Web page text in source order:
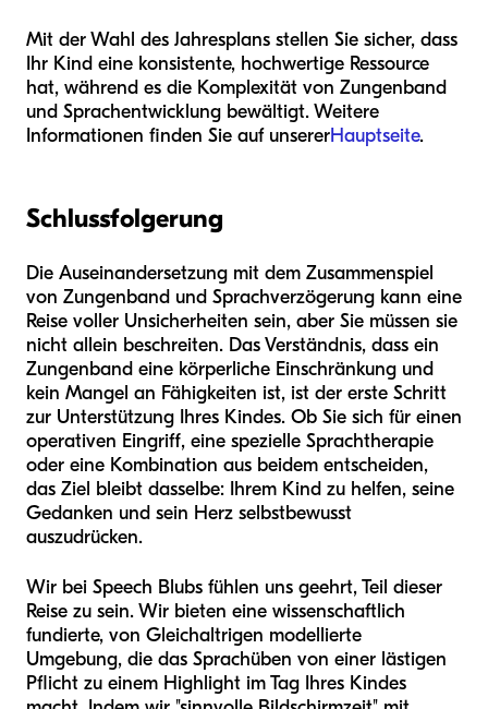
Mit der Wahl des Jahresplans stellen Sie sicher, dass
Ihr Kind eine konsistente, hochwertige Ressource
hat, während es die Komplexität von Zungenband
und Sprachentwicklung bewältigt. Weitere
Informationen finden Sie auf unsererHauptseite.
Schlussfolgerung
Die Auseinandersetzung mit dem Zusammenspiel
von Zungenband und Sprachverzögerung kann eine
Reise voller Unsicherheiten sein, aber Sie müssen sie
nicht allein beschreiten. Das Verständnis, dass ein
Zungenband eine körperliche Einschränkung und
kein Mangel an Fähigkeiten ist, ist der erste Schritt
zur Unterstützung Ihres Kindes. Ob Sie sich für einen
operativen Eingriff, eine spezielle Sprachtherapie
oder eine Kombination aus beidem entscheiden,
das Ziel bleibt dasselbe: Ihrem Kind zu helfen, seine
Gedanken und sein Herz selbstbewusst
auszudrücken.
Wir bei Speech Blubs fühlen uns geehrt, Teil dieser
Reise zu sein. Wir bieten eine wissenschaftlich
fundierte, von Gleichaltrigen modellierte
Umgebung, die das Sprachüben von einer lästigen
Pflicht zu einem Highlight im Tag Ihres Kindes